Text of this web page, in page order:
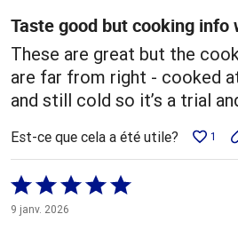
Taste good but cooking info
These are great but the
are far from right - cooked
and still cold so it’s a trial
Est-ce que cela a été utile? 1
Coté
5 sur
9 janv. 2026